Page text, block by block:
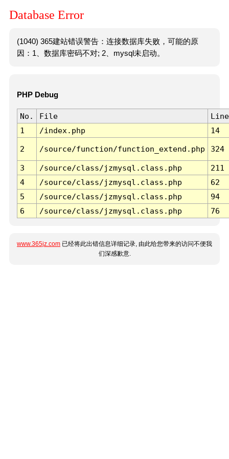
Database Error
(1040) 365建站错误警告：连接数据库失败，可能的原
因：1、数据库密码不对; 2、mysql未启动。
PHP Debug
No. File
Line
1
/index.php 14
2 /source/function/function_extend.php 324
3 /source/class/jzmysql.class.php
211
4
/source/class/jzmysql.class.php
62
5
/source/class/jzmysql.class.php
94
6
/source/class/jzmysql.class.php 76
www.365jz.com 已经将此出错信息详细记录, 由此给您带来的访问不便我
们深感歉意.